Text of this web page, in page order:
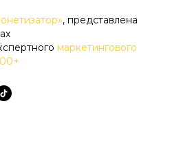
, представлена
маркетингового